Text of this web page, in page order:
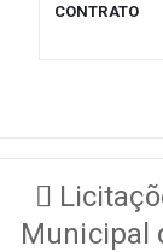
CONTRATO
Municipal